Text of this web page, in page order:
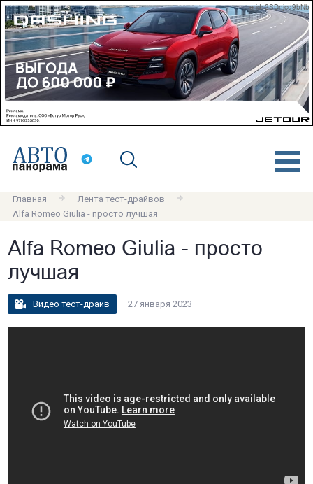
erid: 2SDnjcd9bNb
Главная
Лента тест-драйвов
Alfa Romeo Giulia - просто лучшая
Alfa Romeo Giulia - просто
лучшая
Видео тест-драйв 27 января 2023